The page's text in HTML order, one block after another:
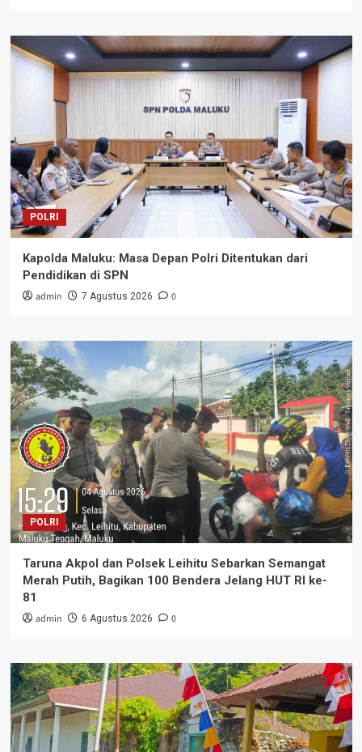
POLRI
Kapolda Maluku: Masa Depan Polri Ditentukan dari
Pendidikan di SPN
admin 7 Agustus 2026 0
POLRI
Taruna Akpol dan Polsek Leihitu Sebarkan Semangat
Merah Putih, Bagikan 100 Bendera Jelang HUT RI ke-
81
admin 6 Agustus 2026 0